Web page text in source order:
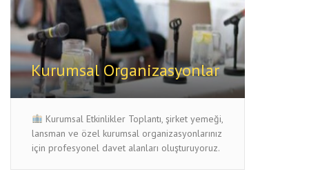
Kurumsal Organizasyonlar
Kurumsal Etkinlikler Toplantı, şirket yemeği,
lansman ve özel kurumsal organizasyonlarınız
için profesyonel davet alanları oluşturuyoruz.